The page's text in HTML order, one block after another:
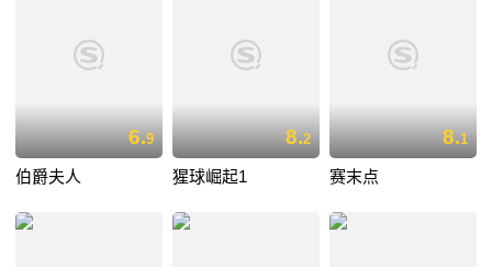
6.9
伯爵夫人
8.2
猩球崛起1
8.1
赛末点